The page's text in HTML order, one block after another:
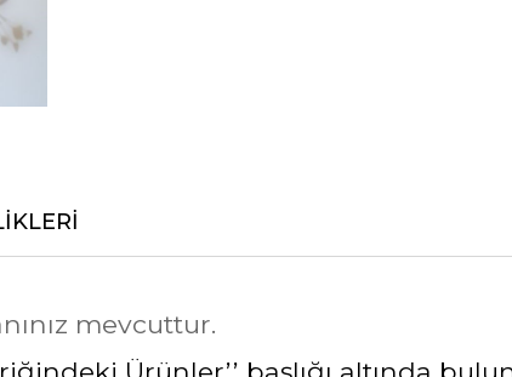
mevcuttur.